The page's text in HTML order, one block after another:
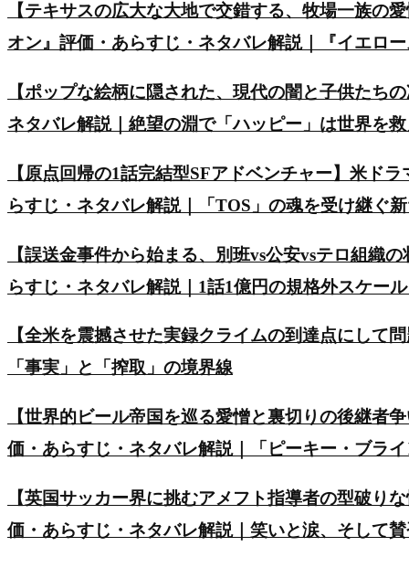
【テキサスの広大な大地で交錯する、牧場一族の
オン』評価・あらすじ・ネタバレ解説｜『イエロ
【ポップな絵柄に隠された、現代の闇と子供たち
ネタバレ解説｜絶望の淵で「ハッピー」は世界を
【原点回帰の1話完結型SFアドベンチャー】米ド
らすじ・ネタバレ解説｜「TOS」の魂を受け継ぐ
【誤送金事件から始まる、別班vs公安vsテロ組織
らすじ・ネタバレ解説｜1話1億円の規格外スケー
【全米を震撼させた実録クライムの到達点にして
「事実」と「搾取」の境界線
【世界的ビール帝国を巡る愛憎と裏切りの後継者
価・あらすじ・ネタバレ解説｜「ピーキー・ブラ
【英国サッカー界に挑むアメフト指導者の型破り
価・あらすじ・ネタバレ解説｜笑いと涙、そして